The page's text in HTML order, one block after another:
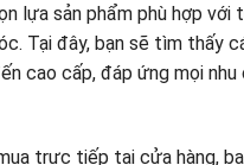
lựa sản phẩm phù hợp với
Tại đây, bạn sẽ tìm thấy
cao cấp, đáp ứng mọi nhu
trực tiếp tại cửa hàng,